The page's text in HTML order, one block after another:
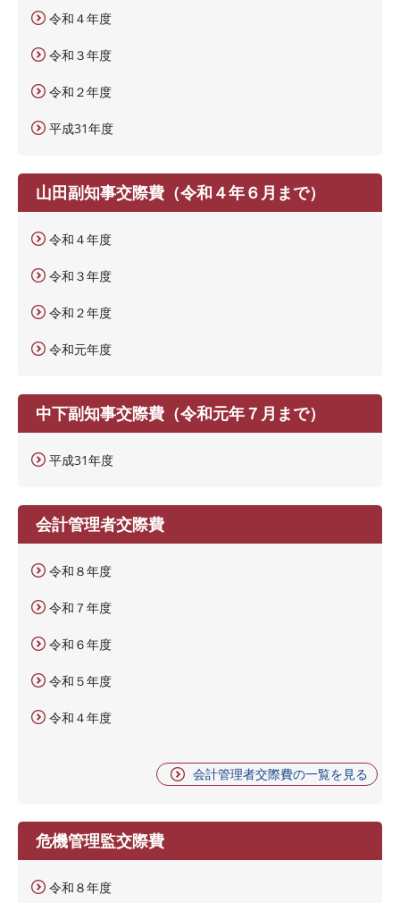
令和４年度
令和３年度
令和２年度
平成31年度
山田副知事交際費（令和４年６月まで）
令和４年度
令和３年度
令和２年度
令和元年度
中下副知事交際費（令和元年７月まで）
平成31年度
会計管理者交際費
令和８年度
令和７年度
令和６年度
令和５年度
令和４年度
会計管理者交際費の一覧を見る
危機管理監交際費
令和８年度